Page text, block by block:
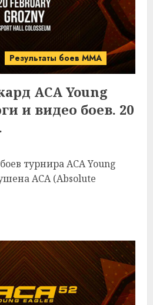
Результаты боев MMA
ACA Young
и видео боев. 20
турнира ACA Young
ACA (Absolute